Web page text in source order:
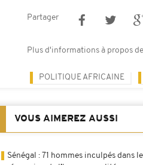
Partager
Plus d'informations à propos de
POLITIQUE AFRICAINE
VOUS AIMEREZ AUSSI
Sénégal : 71 hommes inculpés dans